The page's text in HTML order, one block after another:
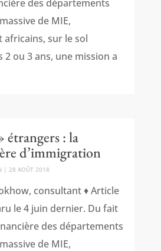
des départements
de MIE,
sur le sol
2 ou 3 ans, une mission a
: la
d’immigration
| 28 AOÛT 2018
consultant ♦ Article
le 4 juin dernier. Du fait
des départements
de MIE,